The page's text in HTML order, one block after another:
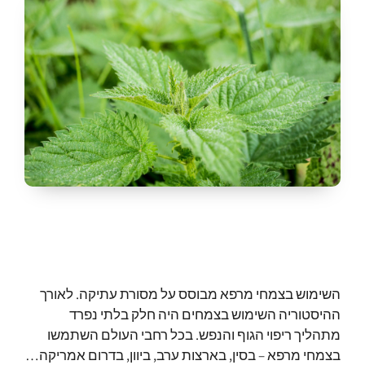
השימוש בצמחי מרפא מבוסס על מסורת עתיקה. לאורך
ההיסטוריה השימוש בצמחים היה חלק בלתי נפרד
מתהליך ריפוי הגוף והנפש. בכל רחבי העולם השתמשו
בצמחי מרפא – בסין, בארצות ערב, ביוון, בדרום אמריקה…